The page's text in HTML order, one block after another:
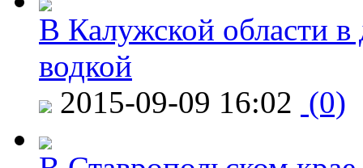
В Калужской области в
водкой
2015-09-09 16:02 (0)